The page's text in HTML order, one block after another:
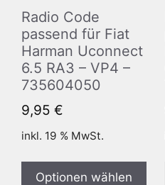
Radio Code
passend für Fiat
Harman Uconnect
6.5 RA3 – VP4 –
735604050
9,95 €
inkl. 19 % MwSt.
Optionen wählen